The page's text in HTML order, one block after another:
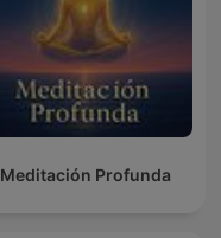
Meditación Profunda